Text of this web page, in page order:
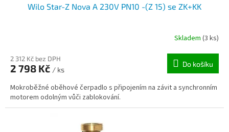
Wilo Star-Z Nova A 230V PN10 -(Z 15) se ZK+KK
Skladem (3 ks)
2 312 Kč bez DPH
2 798 Kč / ks
Do košíku
Mokroběžné oběhové čerpadlo s připojením na závit a synchronním
motorem odolným vůči zablokování.